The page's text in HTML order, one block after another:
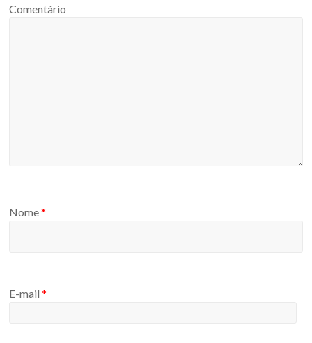
Comentário
Nome*
E-mail*